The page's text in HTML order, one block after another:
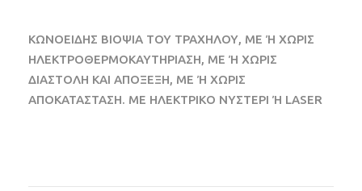
ΚΩΝΟΕΙΔΗΣ ΒΙΟΨΙΑ ΤΟΥ ΤΡΑΧΗΛΟΥ, ΜΕ Ή ΧΩΡΙΣ
ΗΛΕΚΤΡΟΘΕΡΜΟΚΑΥΤΗΡΙΑΣΗ, ΜΕ Ή ΧΩΡΙΣ
ΔΙΑΣΤΟΛΗ ΚΑΙ ΑΠΟΞΕΞΗ, ΜΕ Ή ΧΩΡΙΣ
ΑΠΟΚΑΤΑΣΤΑΣΗ. ΜΕ ΗΛΕΚΤΡΙΚΟ ΝΥΣΤΕΡΙ Ή LASER